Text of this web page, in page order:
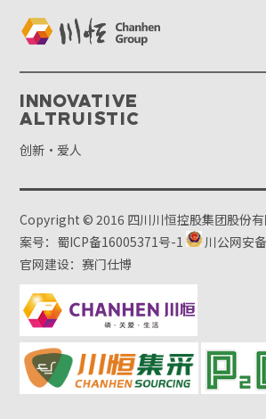
Innovative
Altruistic
创新·爱人
Copyright © 2016 四川川恒控股集团股份
案号：蜀ICP备16005371号-1
川公网安
官网建设：赛门仕博